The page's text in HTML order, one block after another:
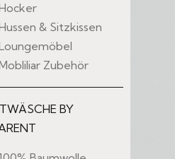
& Sitzkissen
Zubehör
BY